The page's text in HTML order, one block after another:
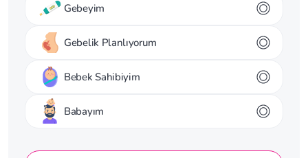
Gebeyim
Gebelik Planlıyorum
Bebek Sahibiyim
Babayım